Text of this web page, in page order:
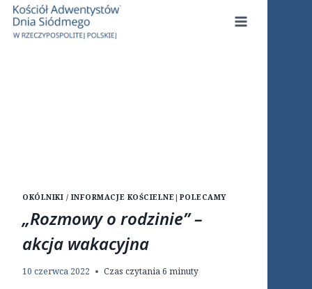
Przejdź
treści
OKÓLNIKI / INFORMACJE KOŚCIELNE | POLECAMY
„Rozmowy o rodzinie” –
akcja wakacyjna
10 czerwca 2022 Czas czytania6 minuty